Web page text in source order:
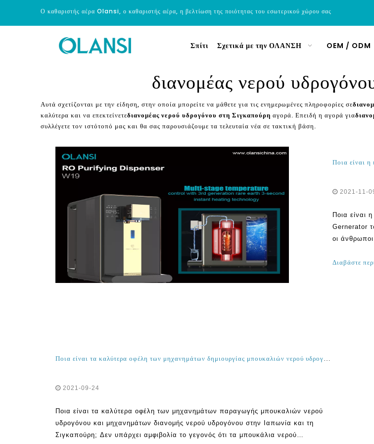
Ο καθαριστής αέρα Olansi, ο καθαριστής αέρα, η βελτίωση της ποιότητας του εσωτερικού χώρου σας
Σπίτι Σχετικά με την ΟΛΑΝΣΗ OEM / ODM
διανομέας νερού
Αυτά σχετίζονται με την είδηση, στην οποία μπορείτε να μάθετε για τις ενημερωμένες πληροφορίες σε
καλύτερα και να επεκτείνετεδιανομέας νερού υδρογόνου στη Σιγκαπούρη αγορά. Επειδή η αγορά για
συλλέγετε τον ιστότοπό μας και θα σας παρουσιάζουμε τα τελευταία νέα σε τακτική βάση.
2021-11-
Ποια είναι
Gernerator
οι
άνθρωποι
Διαβάστε
Ποια είναι τα καλύτερα οφέλη των μηχανημάτων δημιουργίας μπουκαλιών νερού υδρογόνου και μηχανημάτων διανομής νερού υδρογόνου στην Ιαπωνία και τη Σιγκαπούρη;
2021-09-24
Ποια είναι τα καλύτερα οφέλη των μηχανημάτων παραγωγής μπουκαλιών νερού
υδρογόνου και μηχανημάτων διανομής νερού υδρογόνου στην Ιαπωνία και τη
Σιγκαπούρη; Δεν υπάρχει αμφιβολία το γεγονός ότι τα μπουκάλια νερού